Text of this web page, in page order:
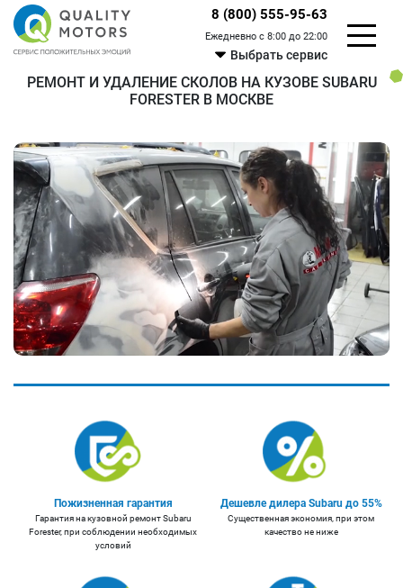
8 (800) 555-95-63
Ежедневно с 8:00 до 22:00
Выбрать сервис
РЕМОНТ И УДАЛЕНИЕ СКОЛОВ НА КУЗОВЕ SUBARU
FORESTER В МОСКВЕ
Пожизненная гарантия
Гарантия на кузовной ремонт Subaru
Forester, при соблюдении необходимых
условий
Дешевле дилера Subaru до 55%
Существенная экономия, при этом
качество не ниже